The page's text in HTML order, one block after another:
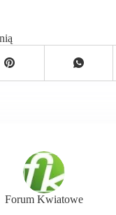
Forum Kwiatowe